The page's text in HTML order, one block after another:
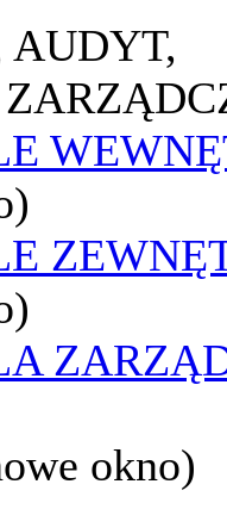
AUDYT,
okno)